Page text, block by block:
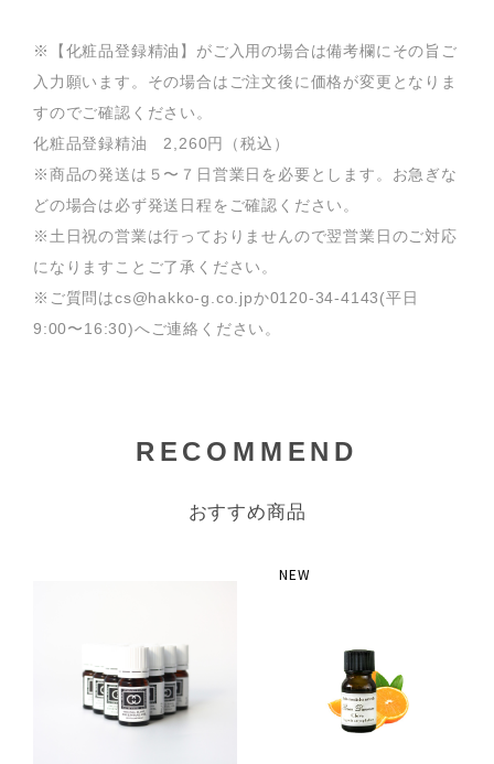
※【化粧品登録精油】がご入用の場合は備考欄にその旨ご
入力願います。その場合はご注文後に価格が変更となりま
すのでご確認ください。
化粧品登録精油 2,260円（税込）
※商品の発送は５〜７日営業日を必要とします。お急ぎな
どの場合は必ず発送日程をご確認ください。
※土日祝の営業は行っておりませんので翌営業日のご対応
になりますことご了承ください。
※ご質問はcs@hakko-g.co.jpか0120-34-4143(平日
9:00〜16:30)へご連絡ください。
RECOMMEND
おすすめ商品
NEW